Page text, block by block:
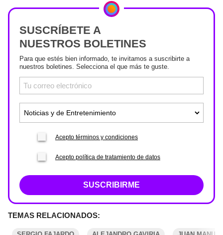
SUSCRÍBETE A
NUESTROS BOLETINES
Para que estés bien informado, te invitamos a suscribirte a
nuestros boletines. Selecciona el que más te guste.
Acepto términos y condiciones
Acepto política de tratamiento de datos
SUSCRIBIRME
TEMAS RELACIONADOS: